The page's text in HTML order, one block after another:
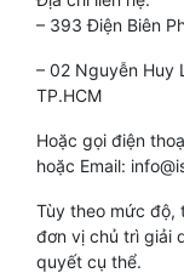
– 393 Điện Biên
– 02 Nguyễn Huy
TP.HCM
Hoặc gọi điện
hoặc Email:
Tùy theo mức độ,
đơn vị chủ trì giải
quyết cụ thể.